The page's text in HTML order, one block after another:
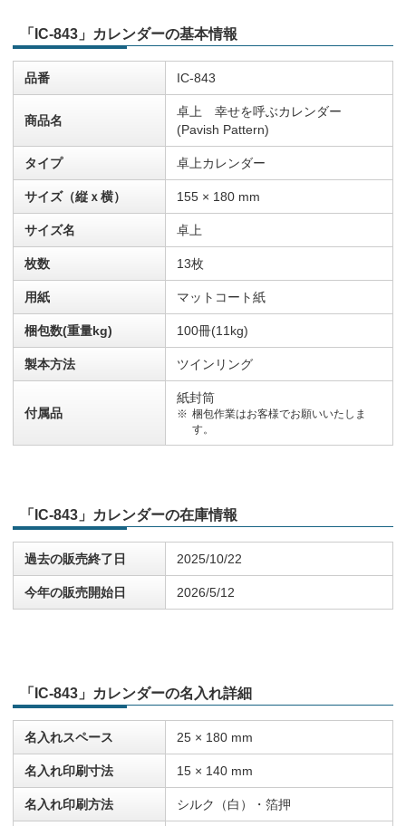
「IC-843」カレンダーの基本情報
品番 IC-843
商品名
卓上 幸せを呼ぶカレンダー
(Pavish Pattern)
タイプ 卓上カレンダー
サイズ（縦ｘ横） 155 × 180 mm
サイズ名 卓上
枚数 13枚
用紙 マットコート紙
梱包数(重量kg) 100冊(11kg)
製本方法 ツインリング
付属品
紙封筒
梱包作業はお客様でお願いいたしま
す。
「IC-843」カレンダーの在庫情報
過去の販売終了日 2025/10/22
今年の販売開始日 2026/5/12
「IC-843」カレンダーの名入れ詳細
名入れスペース 25 × 180 mm
名入れ印刷寸法 15 × 140 mm
名入れ印刷方法 シルク（白）・箔押